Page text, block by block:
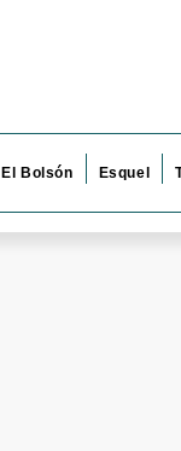
El Bolsón Esquel